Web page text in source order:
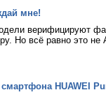
мне!
верифицируют
Но всё равно это не
HUAWEI